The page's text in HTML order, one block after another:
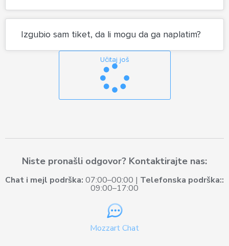
Izgubio sam tiket, da li mogu da ga naplatim?
Učitaj još
Niste pronašli odgovor? Kontaktirajte nas:
Chat i mejl podrška: 07:00–00:00 | Telefonska podrška::
09:00–17:00
Mozzart Chat